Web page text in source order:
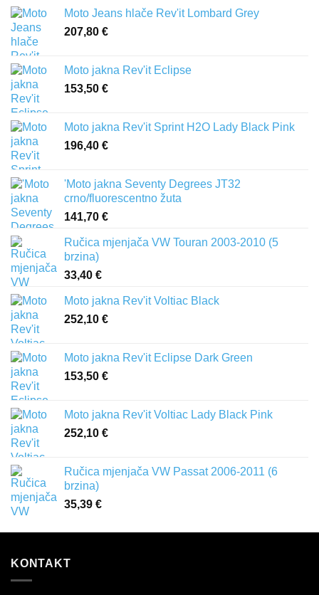
Moto Jeans hlače Rev'it Lombard Grey
207,80 €
Moto jakna Rev'it Eclipse
153,50 €
Moto jakna Rev'it Sprint H2O Lady Black Pink
196,40 €
'Moto jakna Seventy Degrees JT32
crno/fluorescentno žuta
141,70 €
Ručica mjenjača VW Touran 2003-2010 (5
brzina)
33,40 €
Moto jakna Rev'it Voltiac Black
252,10 €
Moto jakna Rev'it Eclipse Dark Green
153,50 €
Moto jakna Rev'it Voltiac Lady Black Pink
252,10 €
Ručica mjenjača VW Passat 2006-2011 (6
brzina)
35,39 €
KONTAKT